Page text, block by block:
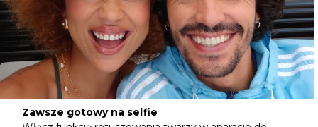
Zawsze gotowy na selfie